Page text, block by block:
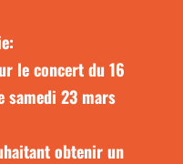
le concert du 16
samedi 23 mars
obtenir un